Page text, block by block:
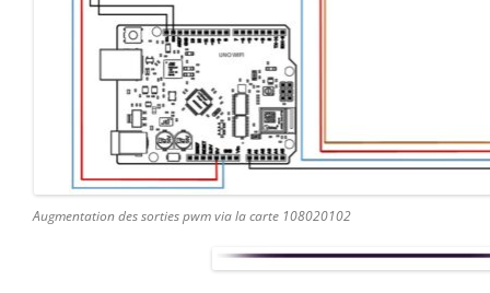
Augmentation des sorties pwm via la carte 108020102